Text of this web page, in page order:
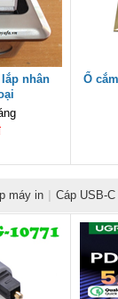
nhân
Ổ
máy in | Cáp USB-C